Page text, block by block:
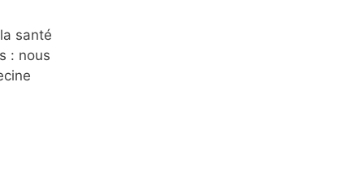
santé
: nous